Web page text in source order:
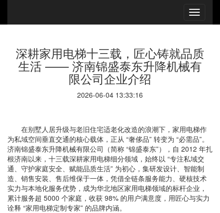
深耕家用电梯十三载，匠心铸就品质
生活 —— 济南锦盛泰东升降机械有
限公司企业介绍
2026-06-04 13:33:16
在别墅人居升级与老旧住宅适老化改造的浪潮下，家用电梯作
为私域空间垂直交通的核心载体，正从 “奢侈品” 转变为 “必需品”。
济南锦盛泰东升降机械有限公司（简称 “锦盛泰东”），自 2012 年扎
根济南以来，十三载深耕家用电梯细分领域，始终以 “专注私域交
通、守护家庭安全、赋能品质生活” 为初心，集研发设计、智能制
造、销售安装、售后维保于一体，凭借全链条服务能力、硬核技术
实力与本地化服务优势，成为华北地区家用电梯领域的标杆企业，
累计服务超 5000 个家庭，收获 98% 的用户满意度，用匠心与实力
诠释 “家用电梯定制专家” 的品牌内涵。